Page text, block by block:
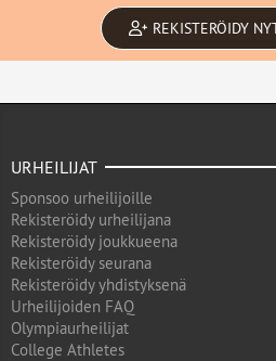
REKISTERÖIDY
URHEILIJAT
Sponsoo urheilijoille
Rekisteröidy urheilijana
Rekisteröidy joukkueena
Rekisteröidy seurana
Rekisteröidy yhdistyksenä
Urheilijoiden FAQ
Olympiaurheilijat
College Athletes